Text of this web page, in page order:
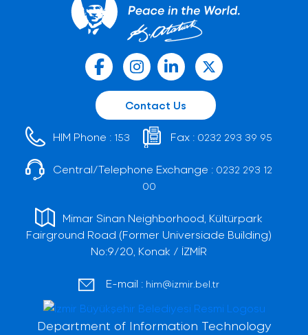
Contact Us
HIM Phone : 153 Fax : 0232 293 39 95
Central/Telephone Exchange : 0232 293 12
00
Mimar Sinan Neighborhood, Kültürpark
Fairground Road (Former Universiade Building)
No:9/20, Konak / İZMİR
E-mail : him@izmir.bel.tr
Department of Information Technology